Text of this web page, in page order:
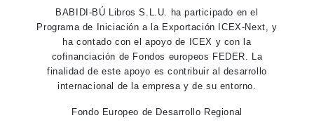
BABIDI-BÚ Libros S.L.U. ha participado en el
Programa de Iniciación a la Exportación ICEX-Next, y
ha contado con el apoyo de ICEX y con la
cofinanciación de Fondos europeos FEDER. La
finalidad de este apoyo es contribuir al desarrollo
internacional de la empresa y de su entorno.
Fondo Europeo de Desarrollo Regional